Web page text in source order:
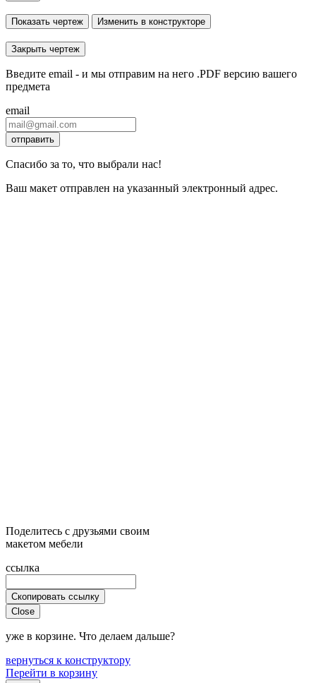
Показать чертеж Изменить в конструкторе
Закрыть чертеж
Введите email - и мы отправим на него .PDF версию вашего
предмета
email
отправить
Спасибо за то, что выбрали нас!
Ваш макет отправлен на указанный электронный адрес.
Поделитесь с друзьями своим
макетом мебели
ссылка
Скопировать ссылку
Close
уже в корзине. Что делаем дальше?
вернуться к конструктору
Перейти в корзину